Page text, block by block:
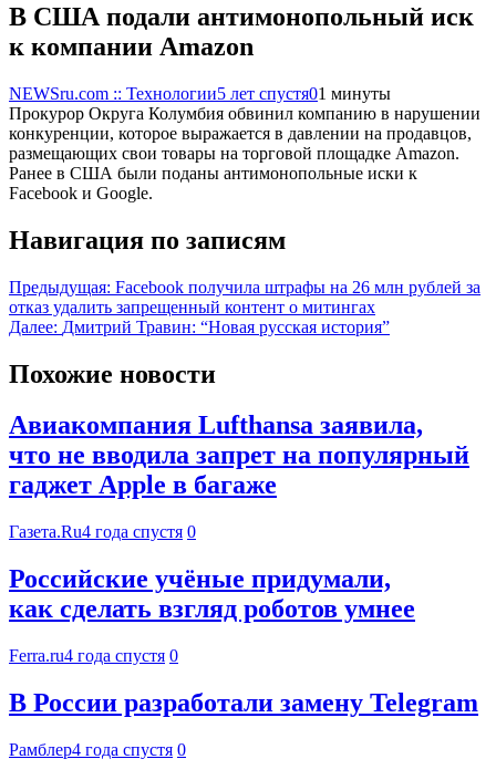
В США подали антимонопольный иск
к компании Amazon
NEWSru.com :: Технологии5 лет спустя01 минуты
Прокурор Округа Колумбия обвинил компанию в нарушении
конкуренции, которое выражается в давлении на продавцов,
размещающих свои товары на торговой площадке Amazon.
Ранее в США были поданы антимонопольные иски к
Facebook и Google.
Навигация по записям
Предыдущая: Facebook получила штрафы на 26 млн рублей за
отказ удалить запрещенный контент о митингах
Далее: Дмитрий Травин: “Новая русская история”
Похожие новости
Авиакомпания Lufthansa заявила,
что не вводила запрет на популярный
гаджет Apple в багаже
Газета.Ru4 года спустя 0
Российские учёные придумали,
как сделать взгляд роботов умнее
Ferra.ru4 года спустя 0
В России разработали замену Telegram
Рамблер4 года спустя 0